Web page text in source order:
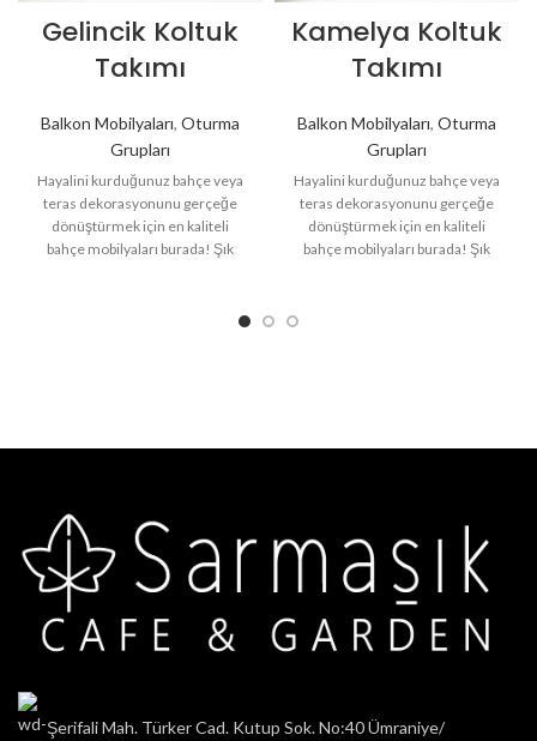
Gelincik Koltuk
Takımı
Balkon Mobilyaları, Oturma
Grupları
Hayalini kurduğunuz bahçe veya
teras dekorasyonunu gerçeğe
dönüştürmek için en kaliteli
bahçe mobilyaları burada! Şık
Kamelya Koltuk
Takımı
Balkon Mobilyaları, Oturma
Grupları
Hayalini kurduğunuz bahçe veya
teras dekorasyonunu gerçeğe
dönüştürmek için en kaliteli
bahçe mobilyaları burada! Şık
Şerifali Mah. Türker Cad. Kutup Sok. No:40 Ümraniye/